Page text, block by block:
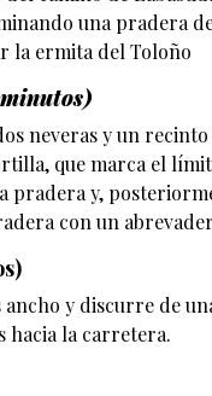
una pradera
la ermita del Toloño
neveras y un
que marca el
pradera y,
con un
ancho y discurre de
hacia la carretera.